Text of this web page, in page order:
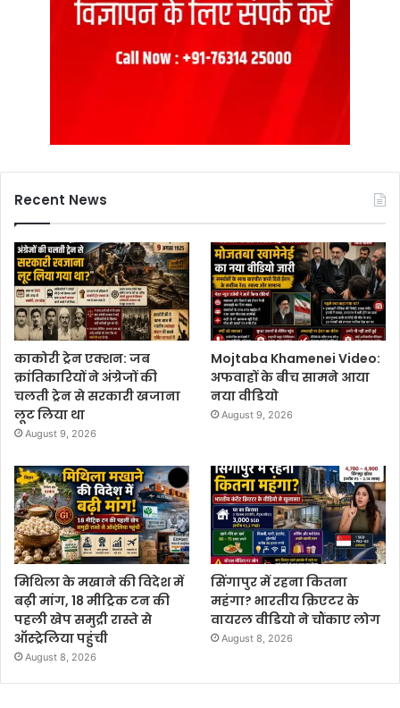
Recent News
काकोरी ट्रेन एक्शन: जब
क्रांतिकारियों ने अंग्रेजों की
चलती ट्रेन से सरकारी खजाना
लूट लिया था
August 9, 2026
Mojtaba Khamenei Video:
अफवाहों के बीच सामने आया
नया वीडियो
August 9, 2026
मिथिला के मखाने की विदेश में
बढ़ी मांग, 18 मीट्रिक टन की
पहली खेप समुद्री रास्ते से
ऑस्ट्रेलिया पहुंची
August 8, 2026
सिंगापुर में रहना कितना
महंगा? भारतीय क्रिएटर के
वायरल वीडियो ने चौंकाए लोग
August 8, 2026